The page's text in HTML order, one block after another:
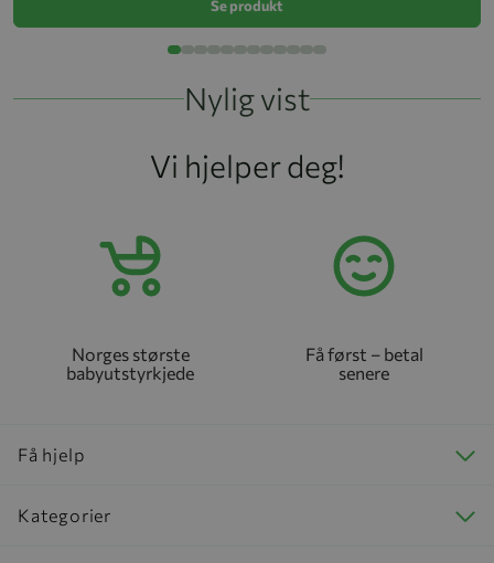
Se produkt
Nylig vist
Vi hjelper deg!
Norges største
babyutstyrkjede
Få først – betal
senere
Få hjelp
Kategorier